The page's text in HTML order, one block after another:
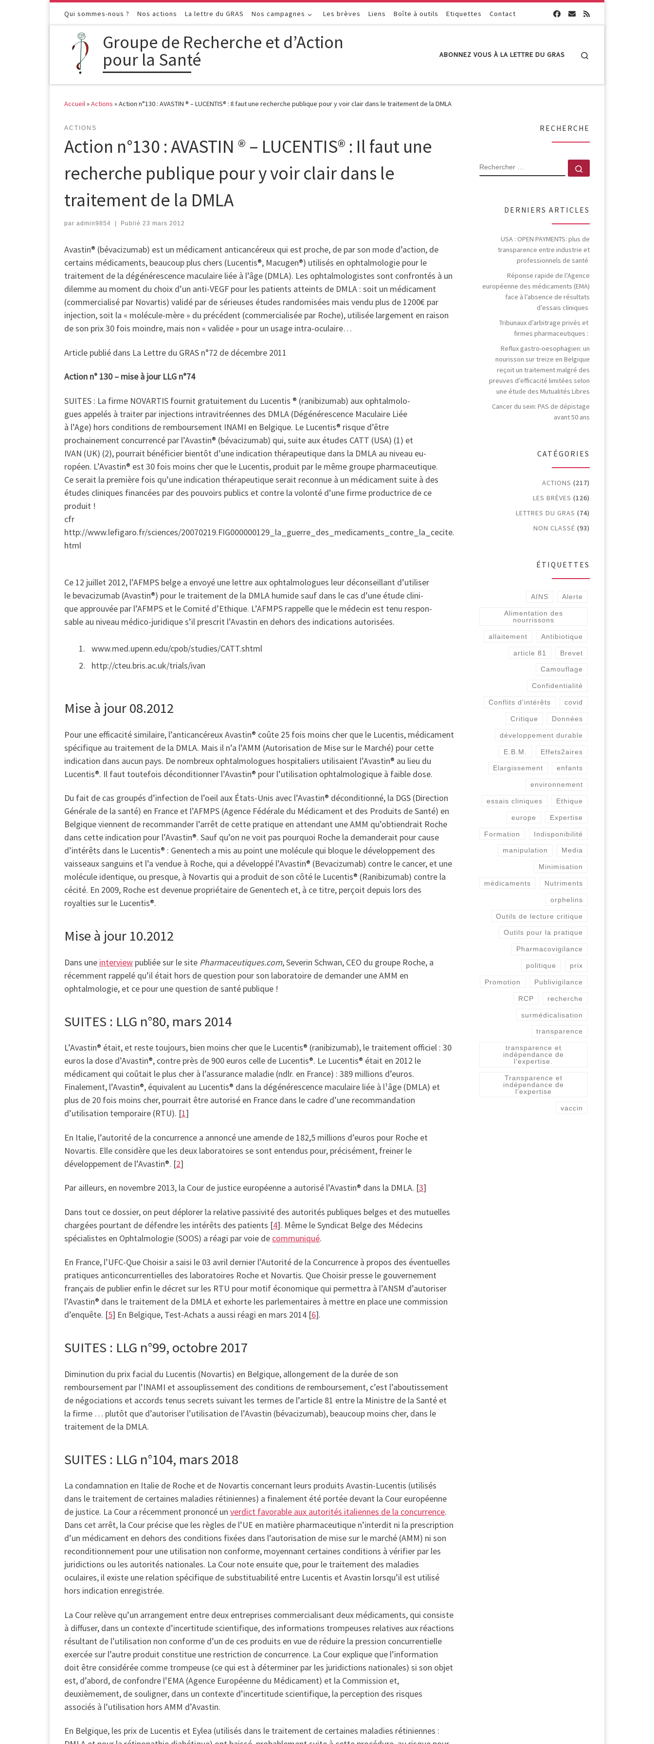
Passer au contenuQui sommes-nous ? Nos actions La lettre du GRAS Nos campagnes Les brèves Liens Boîte à outils Etiquettes Contact
Groupe de Recherche et d’Action
pour la Santé
ABONNEZ VOUS À LA LETTRE DU GRAS
Accueil»Actions »Action n°130 : AVASTIN ® – LUCENTIS® : Il faut une recherche publique pour y voir clair dans le traitement de la DMLA
ACTIONS
Action n°130 : AVASTIN ® – LUCENTIS® : Il faut une
recherche publique pour y voir clair dans le
traitement de la DMLA
par admin9854 Publié 23 mars 2012
Avastin® (bévacizumab) est un médicament anticancéreux qui est proche, de par son mode d’action, de
certains médicaments, beaucoup plus chers (Lucentis®, Macugen®) utilisés en ophtalmologie pour le
traitement de la dégénérescence maculaire liée à l’âge (DMLA). Les ophtalmologistes sont confrontés à un
dilemme au moment du choix d’un anti-VEGF pour les patients atteints de DMLA : soit un médicament
(commercialisé par Novartis) validé par de sérieuses études randomisées mais vendu plus de 1200€ par
injection, soit la « molécule-mère » du précédent (commercialisée par Roche), utilisée largement en raison
de son prix 30 fois moindre, mais non « validée » pour un usage intra-oculaire…
Article publié dans La Lettre du GRAS n°72 de décembre 2011
Action n° 130 – mise à jour LLG n°74
SUITES : La firme NOVARTIS fournit gratuitement du Lucentis ® (ranibizumab) aux ophtalmolo-
gues appelés à traiter par injections intravitréennes des DMLA (Dégénérescence Maculaire Liée
à l’Age) hors conditions de remboursement INAMI en Belgique. Le Lucentis® risque d’être
prochainement concurrencé par l’Avastin® (bévacizumab) qui, suite aux études CATT (USA) (1) et
IVAN (UK) (2), pourrait bénéficier bientôt d’une indication thérapeutique dans la DMLA au niveau eu-
ropéen. L’Avastin® est 30 fois moins cher que le Lucentis, produit par le même groupe pharmaceutique.
Ce serait la première fois qu’une indication thérapeutique serait reconnue à un médicament suite à des
études cliniques financées par des pouvoirs publics et contre la volonté d’une firme productrice de ce
produit !
cfr
http://www.lefigaro.fr/sciences/20070219.FIG000000129_la_guerre_des_medicaments_contre_la_cecite.
html
Ce 12 juillet 2012, l’AFMPS belge a envoyé une lettre aux ophtalmologues leur déconseillant d’utiliser
le bevacizumab (Avastin®) pour le traitement de la DMLA humide sauf dans le cas d’une étude clini-
que approuvée par l’AFMPS et le Comité d’Ethique. L’AFMPS rappelle que le médecin est tenu respon-
sable au niveau médico-juridique s’il prescrit l’Avastin en dehors des indications autorisées.
www.med.upenn.edu/cpob/studies/CATT.shtml
http://cteu.bris.ac.uk/trials/ivan
Mise à jour 08.2012
Pour une efficacité similaire, l’anticancéreux Avastin® coûte 25 fois moins cher que le Lucentis, médicament
spécifique au traitement de la DMLA. Mais il n’a l’AMM (Autorisation de Mise sur le Marché) pour cette
indication dans aucun pays. De nombreux ophtalmologues hospitaliers utilisaient l’Avastin® au lieu du
Lucentis®. Il faut toutefois déconditionner l’Avastin® pour l’utilisation ophtalmologique à faible dose.
Du fait de cas groupés d’infection de l’oeil aux États-Unis avec l’Avastin® déconditionné, la DGS (Direction
Générale de la santé) en France et l’AFMPS (Agence Fédérale du Médicament et des Produits de Santé) en
Belgique viennent de recommander l’arrêt de cette pratique en attendant une AMM qu’obtiendrait Roche
dans cette indication pour l’Avastin®. Sauf qu’on ne voit pas pourquoi Roche la demanderait pour cause
d’intérêts dans le Lucentis® : Genentech a mis au point une molécule qui bloque le développement des
vaisseaux sanguins et l’a vendue à Roche, qui a développé l’Avastin® (Bevacizumab) contre le cancer, et une
molécule identique, ou presque, à Novartis qui a produit de son côté le Lucentis® (Ranibizumab) contre la
cécité. En 2009, Roche est devenue propriétaire de Genentech et, à ce titre, perçoit depuis lors des
royalties sur le Lucentis®.
Mise à jour 10.2012
Dans une interview publiée sur le site Pharmaceutiques.com, Severin Schwan, CEO du groupe Roche, a
récemment rappelé qu’il était hors de question pour son laboratoire de demander une AMM en
ophtalmologie, et ce pour une question de santé publique !
SUITES : LLG n°80, mars 2014
L’Avastin® était, et reste toujours, bien moins cher que le Lucentis® (ranibizumab), le traitement officiel : 30
euros la dose d’Avastin®, contre près de 900 euros celle de Lucentis®. Le Lucentis® était en 2012 le
médicament qui coûtait le plus cher à l’assurance maladie (ndlr. en France) : 389 millions d’euros.
Finalement, l’Avastin®, équivalent au Lucentis® dans la dégénérescence maculaire liée à l¹âge (DMLA) et
plus de 20 fois moins cher, pourrait être autorisé en France dans le cadre d’une recommandation
d’utilisation temporaire (RTU). [1]
En Italie, l’autorité de la concurrence a annoncé une amende de 182,5 millions d’euros pour Roche et
Novartis. Elle considère que les deux laboratoires se sont entendus pour, précisément, freiner le
développement de l’Avastin®. [2]
Par ailleurs, en novembre 2013, la Cour de justice européenne a autorisé l’Avastin® dans la DMLA. [3]
Dans tout ce dossier, on peut déplorer la relative passivité des autorités publiques belges et des mutuelles
chargées pourtant de défendre les intérêts des patients [4]. Même le Syndicat Belge des Médecins
spécialistes en Ophtalmologie (SOOS) a réagi par voie de communiqué.
En France, l’UFC-Que Choisir a saisi le 03 avril dernier l’Autorité de la Concurrence à propos des éventuelles
pratiques anticoncurrentielles des laboratoires Roche et Novartis. Que Choisir presse le gouvernement
français de publier enfin le décret sur les RTU pour motif économique qui permettra à l’ANSM d’autoriser
l’Avastin® dans le traitement de la DMLA et exhorte les parlementaires à mettre en place une commission
d’enquête. [5] En Belgique, Test-Achats a aussi réagi en mars 2014 [6].
SUITES : LLG n°99, octobre 2017
Diminution du prix facial du Lucentis (Novartis) en Belgique, allongement de la durée de son
remboursement par l’INAMI et assouplissement des conditions de remboursement, c’est l’aboutissement
de négociations et accords tenus secrets suivant les termes de l’article 81 entre la Ministre de la Santé et
la firme … plutôt que d’autoriser l’utilisation de l’Avastin (bévacizumab), beaucoup moins cher, dans le
traitement de la DMLA.
SUITES : LLG n°104, mars 2018
La condamnation en Italie de Roche et de Novartis concernant leurs produits Avastin-Lucentis (utilisés
dans le traitement de certaines maladies rétiniennes) a finalement été portée devant la Cour européenne
de justice. La Cour a récemment prononcé un verdict favorable aux autorités italiennes de la concurrence.
Dans cet arrêt, la Cour précise que les règles de l’UE en matière pharmaceutique n’interdit ni la prescription
d’un médicament en dehors des conditions fixées dans l’autorisation de mise sur le marché (AMM) ni son
reconditionnement pour une utilisation non conforme, moyennant certaines conditions à vérifier par les
juridictions ou les autorités nationales. La Cour note ensuite que, pour le traitement des maladies
oculaires, il existe une relation spécifique de substituabilité entre Lucentis et Avastin lorsqu’il est utilisé
hors indication enregistrée.
La Cour relève qu’un arrangement entre deux entreprises commercialisant deux médicaments, qui consiste
à diffuser, dans un contexte d’incertitude scientifique, des informations trompeuses relatives aux réactions
résultant de l’utilisation non conforme d’un de ces produits en vue de réduire la pression concurrentielle
exercée sur l’autre produit constitue une restriction de concurrence. La Cour explique que l’information
doit être considérée comme trompeuse (ce qui est à déterminer par les juridictions nationales) si son objet
est, d’abord, de confondre l’EMA (Agence Européenne du Médicament) et la Commission et,
deuxièmement, de souligner, dans un contexte d’incertitude scientifique, la perception des risques
associés à l’utilisation hors AMM d’Avastin.
En Belgique, les prix de Lucentis et Eylea (utilisés dans le traitement de certaines maladies rétiniennes :
RECHERCHE
RECHERCHER
DERNIERS ARTICLES
USA : OPEN PAYMENTS: plus de
transparence entre industrie et
professionnels de santé
Réponse rapide de l’Agence
européenne des médicaments (EMA)
face à l’absence de résultats
d’essais cliniques
Tribunaux d’arbitrage privés et
firmes pharmaceutiques :
Reflux gastro-oesophagien: un
nourisson sur treize en Belgique
reçoit un traitement malgré des
preuves d’efficacité limitées selon
une étude des Mutualités Libres
Cancer du sein: PAS de dépistage
avant 50 ans
CATÉGORIES
ACTIONS (217)
LES BRÈVES (126)
LETTRES DU GRAS (74)
NON CLASSÉ (93)
ÉTIQUETTES
AINS Alerte
Alimentation des
nourrissons
allaitement Antibiotique
article 81 Brevet
Camouflage
Confidentialité
Conflits d'intérêts covid
Critique Données
développement durable
E.B.M. Effets2aires
Elargissement enfants
environnement
essais cliniques Ethique
europe Expertise
Formation Indisponibilité
manipulation Media
Minimisation
médicaments Nutriments
orphelins
Outils de lecture critique
Outils pour la pratique
Pharmacovigilance
politique prix
Promotion Publivigilance
RCP recherche
surmédicalisation
transparence
transparence et
indépendance de
l'expertise.
Transparence et
indépendance de
l’expertise
vaccin